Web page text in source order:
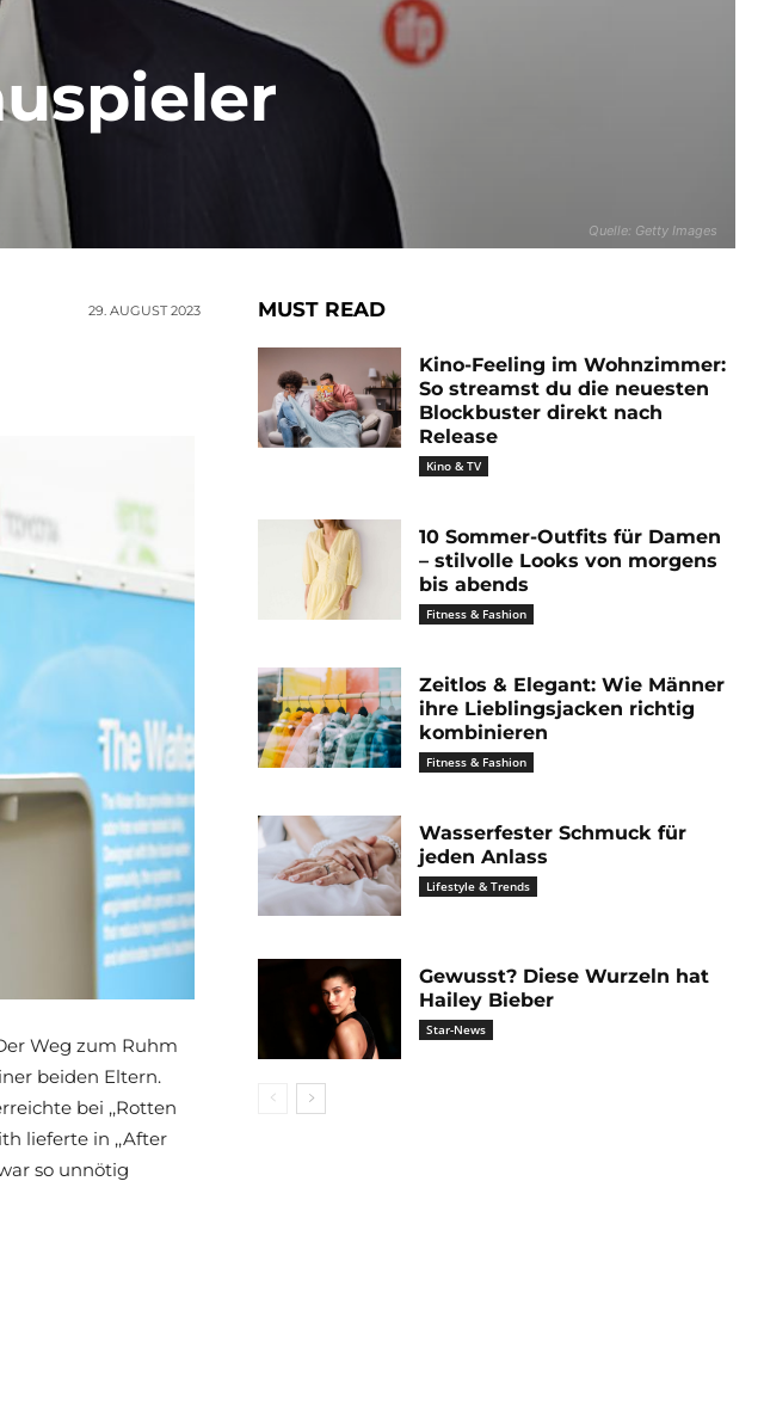
Quelle: Getty Images
29. AUGUST 2023
Weg zum Ruhm
beiden Eltern.
bei ,,Rotten
lieferte in ,,After
so unnötig
MUST READ
Kino-Feeling im Wohnzimmer:
So streamst du die neuesten
Blockbuster direkt nach
Release
Kino & TV
10 Sommer-Outfits für Damen
– stilvolle Looks von morgens
bis abends
Fitness & Fashion
Zeitlos & Elegant: Wie Männer
ihre Lieblingsjacken richtig
kombinieren
Fitness & Fashion
Wasserfester Schmuck für
jeden Anlass
Lifestyle & Trends
Gewusst? Diese Wurzeln hat
Hailey Bieber
Star-News